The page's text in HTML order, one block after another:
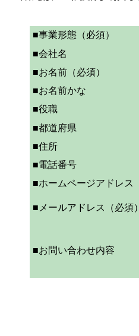
■事業形態 （必須）
■会社名
■お名前 （必須）
■お名前かな
■役職
■都道府県
■住所
■電話番号
■ホームページアドレス
■メールアドレス （必須）
■お問い合わせ内容